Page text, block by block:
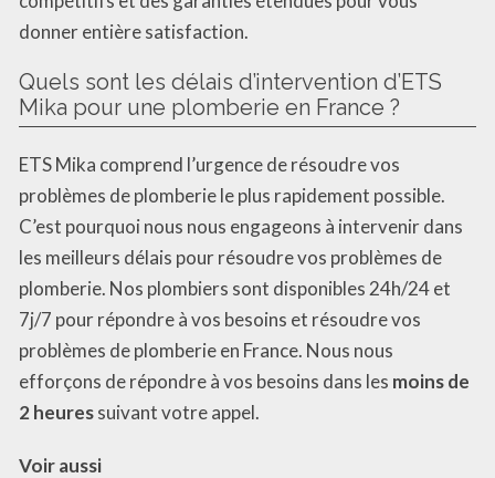
donner entière satisfaction.
Quels sont les délais d’intervention d’ETS
Mika pour une plomberie en France ?
ETS Mika comprend l’urgence de résoudre vos
problèmes de plomberie le plus rapidement possible.
C’est pourquoi nous nous engageons à intervenir dans
les meilleurs délais pour résoudre vos problèmes de
plomberie. Nos plombiers sont disponibles 24h/24 et
7j/7 pour répondre à vos besoins et résoudre vos
problèmes de plomberie en France. Nous nous
efforçons de répondre à vos besoins dans les moins de
2 heuressuivant votre appel.
Voir aussi